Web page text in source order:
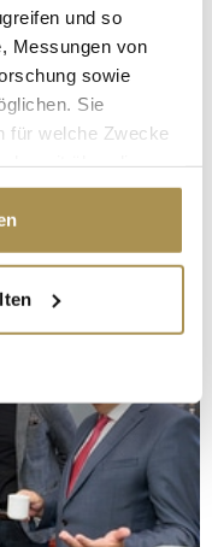
und so
Messungen von
sowie
Sie
für welche Zwecke
auf das Privacy
Lage
genau sein
identifizieren
Daten
Präferenzen im